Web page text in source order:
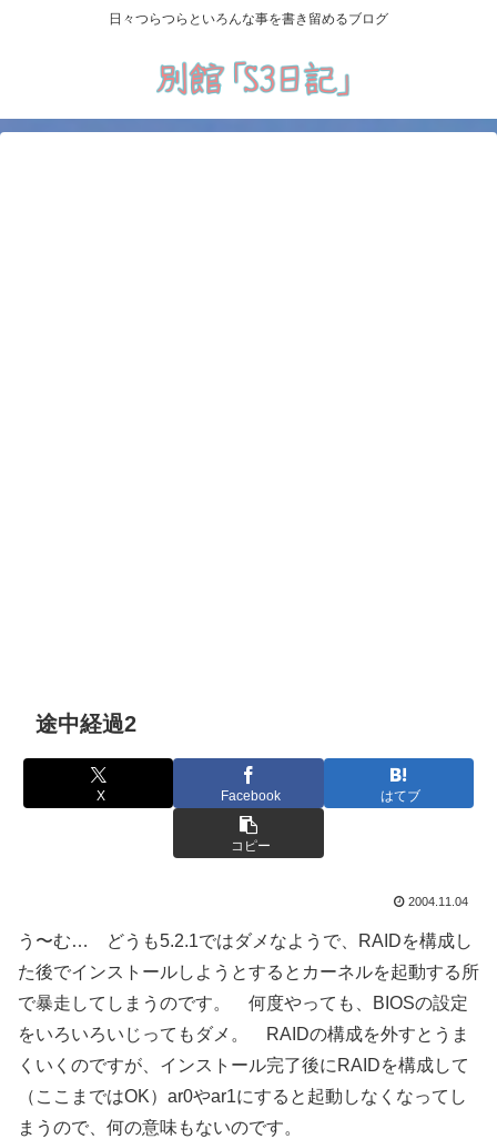
日々つらつらといろんな事を書き留めるブログ
途中経過2
X Facebook はてブ
コピー
2004.11.04
う〜む… どうも5.2.1ではダメなようで、RAIDを構成し
た後でインストールしようとするとカーネルを起動する所
で暴走してしまうのです。 何度やっても、BIOSの設定
をいろいろいじってもダメ。 RAIDの構成を外すとうま
くいくのですが、インストール完了後にRAIDを構成して
（ここまではOK）ar0やar1にすると起動しなくなってし
まうので、何の意味もないのです。